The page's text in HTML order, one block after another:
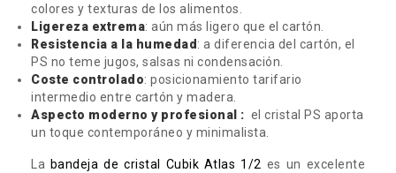
colores y texturas de los alimentos.
Ligereza extrema: aún más ligero que el cartón.
Resistencia a la humedad : a diferencia del cartón, el
PS no teme jugos, salsas ni condensación.
Coste controlado: posicionamiento tarifario
intermedio entre cartón y madera.
Aspecto moderno y profesional : el cristal PS aporta
un toque contemporáneo y minimalista.
La bandeja de cristal Cubik Atlas 1/2 es un excelente